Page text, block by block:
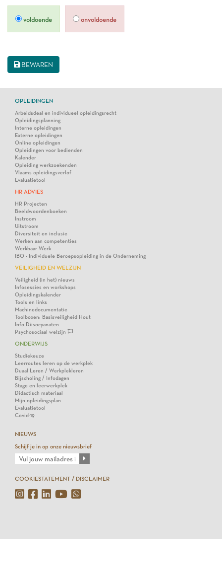
voldoende onvoldoende
BEWAREN
OPLEIDINGEN
Arbeidsdeal en individueel opleidingsrecht
Opleidingsplanning
Interne opleidingen
Externe opleidingen
Online opleidingen
Opleidingen voor bedienden
Kalender
Opleiding werkzoekenden
Vlaams opleidingsverlof
Evaluatietool
HR ADVIES
HR Projecten
Beeldwoordenboeken
Instroom
Uitstroom
Diversiteit en inclusie
Werken aan competenties
Werkbaar Werk
IBO - Individuele Beroepsopleiding in de Onderneming
VEILIGHEID EN WELZIJN
Veiligheid (in het) nieuws
Infosessies en workshops
Opleidingskalender
Tools en links
Machinedocumentatie
Toolboxen: Basisveiligheid Hout
Info Diisocyanaten
Psychosociaal welzijn
ONDERWIJS
Studiekeuze
Leerroutes leren op de werkplek
Duaal Leren / Werkplekleren
Bijscholing / Infodagen
Stage en leerwerkplek
Didactisch materiaal
Mijn opleidingsplan
Evaluatietool
Covid-19
NIEUWS
Schijf je in op onze nieuwsbrief
COOKIESTATEMENT / DISCLAIMER